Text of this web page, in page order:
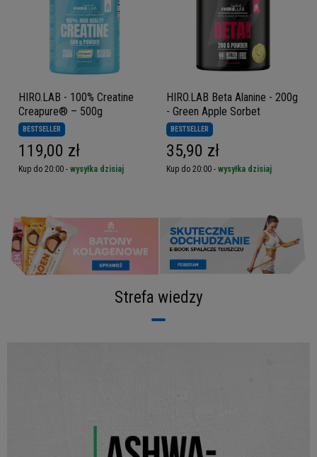
HIRO.LAB - 100% Creatine
Creapure® – 500g
BESTSELLER
119,00 zł
Kup do 20:00 - wysyłka dzisiaj
HIRO.LAB Beta Alanine - 200g
- Green Apple Sorbet
BESTSELLER
35,90 zł
Kup do 20:00 - wysyłka dzisiaj
Strefa wiedzy